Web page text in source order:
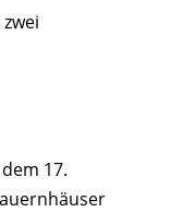
17.